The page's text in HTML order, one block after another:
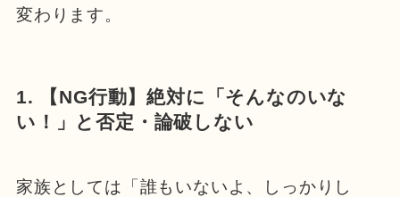
変わります。
1. 【NG行動】絶対に「そんなのいな
い！」と否定・論破しない
家族としては「誰もいないよ、しっかりし